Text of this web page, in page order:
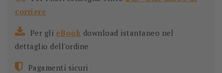
corriere
Per gli eBook download istantaneo nel
dettaglio dell'ordine
Pagamenti sicuri